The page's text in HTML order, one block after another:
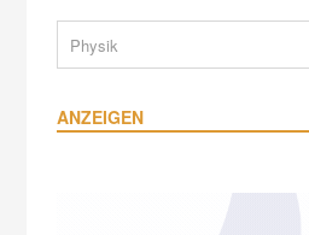
ANZEIGEN